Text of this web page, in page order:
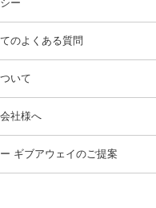
ー
のよくある質問
いて
社様へ
ギブアウェイのご提案